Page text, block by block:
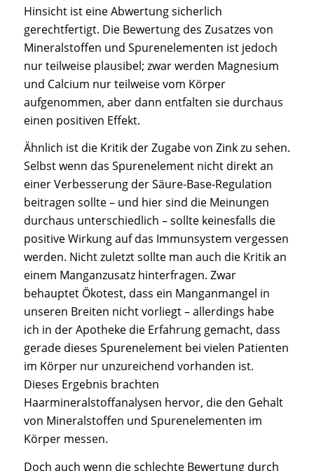
Hinsicht ist eine Abwertung sicherlich
gerechtfertigt. Die Bewertung des Zusatzes von
Mineralstoffen und Spurenelementen ist jedoch
nur teilweise plausibel; zwar werden Magnesium
und Calcium nur teilweise vom Körper
aufgenommen, aber dann entfalten sie durchaus
einen positiven Effekt.
Ähnlich ist die Kritik der Zugabe von Zink zu sehen.
Selbst wenn das Spurenelement nicht direkt an
einer Verbesserung der Säure-Base-Regulation
beitragen sollte – und hier sind die Meinungen
durchaus unterschiedlich – sollte keinesfalls die
positive Wirkung auf das Immunsystem vergessen
werden. Nicht zuletzt sollte man auch die Kritik an
einem Manganzusatz hinterfragen. Zwar
behauptet Ökotest, dass ein Manganmangel in
unseren Breiten nicht vorliegt – allerdings habe
ich in der Apotheke die Erfahrung gemacht, dass
gerade dieses Spurenelement bei vielen Patienten
im Körper nur unzureichend vorhanden ist.
Dieses Ergebnis brachten
Haarmineralstoffanalysen hervor, die den Gehalt
von Mineralstoffen und Spurenelementen im
Körper messen.
Doch auch wenn die schlechte Bewertung durch